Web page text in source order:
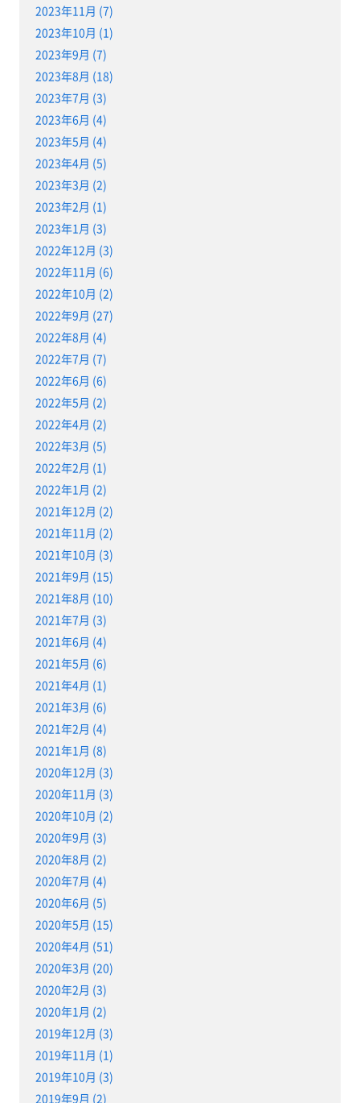
2023年11月 (7)
2023年10月 (1)
2023年9月 (7)
2023年8月 (18)
2023年7月 (3)
2023年6月 (4)
2023年5月 (4)
2023年4月 (5)
2023年3月 (2)
2023年2月 (1)
2023年1月 (3)
2022年12月 (3)
2022年11月 (6)
2022年10月 (2)
2022年9月 (27)
2022年8月 (4)
2022年7月 (7)
2022年6月 (6)
2022年5月 (2)
2022年4月 (2)
2022年3月 (5)
2022年2月 (1)
2022年1月 (2)
2021年12月 (2)
2021年11月 (2)
2021年10月 (3)
2021年9月 (15)
2021年8月 (10)
2021年7月 (3)
2021年6月 (4)
2021年5月 (6)
2021年4月 (1)
2021年3月 (6)
2021年2月 (4)
2021年1月 (8)
2020年12月 (3)
2020年11月 (3)
2020年10月 (2)
2020年9月 (3)
2020年8月 (2)
2020年7月 (4)
2020年6月 (5)
2020年5月 (15)
2020年4月 (51)
2020年3月 (20)
2020年2月 (3)
2020年1月 (2)
2019年12月 (3)
2019年11月 (1)
2019年10月 (3)
2019年9月 (2)